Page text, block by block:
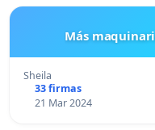
Más
Sheila
33 firmas
21 Mar 2024